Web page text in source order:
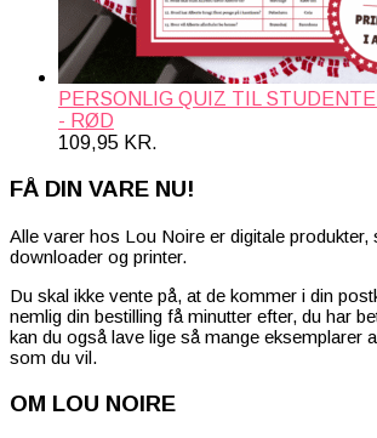
PERSONLIG QUIZ TIL
- RØD
109,95 KR.
FÅ DIN VARE NU!
Alle varer hos Lou Noire er digitale produkter,
downloader og printer.
Du skal ikke vente på, at de kommer i din
nemlig din bestilling få minutter efter, du har
kan du også lave lige så mange eksemplarer
som du vil.
OM LOU NOIRE